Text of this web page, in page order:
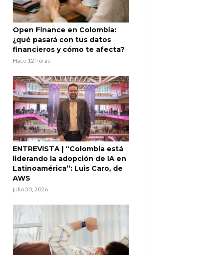
Open Finance en Colombia:
¿qué pasará con tus datos
financieros y cómo te afecta?
Hace 12 horas
ENTREVISTA | “Colombia está
liderando la adopción de IA en
Latinoamérica”: Luis Caro, de
AWS
julio 30, 2026